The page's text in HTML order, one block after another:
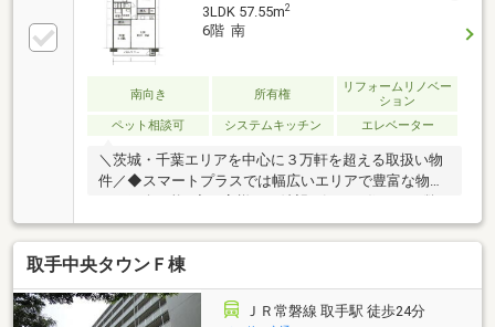
3LDK 57.55m2
6階 南
南向き 所有権
リフォームリノベー
ション
ペット相談可
システムキッチン エレベーター
＼茨城・千葉エリアを中心に３万軒を超える取扱い物
件／◆スマートプラスでは幅広いエリアで豊富な物件
社ならきっと見つかります！＼住宅ローンならお任せ
ください！最適な金融機関をご紹介いたします♪／◆
借入がある・転職したて・過去に金融事故があった・
他社様でダメだった・・・◆スマートプラスにぜひ一
度ご相談ください！通過実績多数ございます♪＼お客
取手中央タウンＦ棟
ＪＲ常磐線 取手駅 徒歩24分